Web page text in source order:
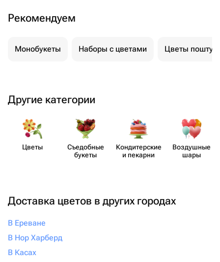
Рекомендуем
Монобукеты Наборы с цветами Цветы
Другие категории
Цветы
Съедобные
букеты
Кондит​ерские
и пекарни
Воздушные
шары
Доставка цветов в других городах
В Ереване
В Нор Харберд
В Касах